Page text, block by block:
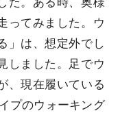
ってみました。ウ
」は、想定外でし
しました。足でウ
、現在履いている
プのウォーキング